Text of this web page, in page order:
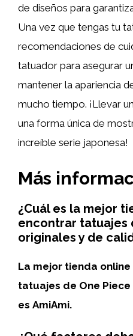
de diseños para
Una vez que tengas tu
recomendaciones de
tatuador para asegurar
mantener la apariencia
mucho tiempo. ¡Llevar
una forma única de
increíble serie japonesa!
Más
¿Cuál es la mejor
encontrar tatuajes
originales y de
La mejor tienda
tatuajes de One
es AmiAmi.